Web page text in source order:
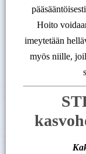
Hoito
imeytetään
myös niille,